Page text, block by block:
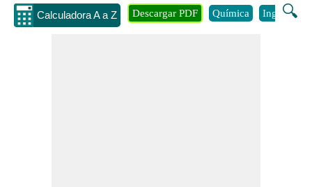
Calculadora A a Z 🔍
Descargar PDF Química Ingenieria